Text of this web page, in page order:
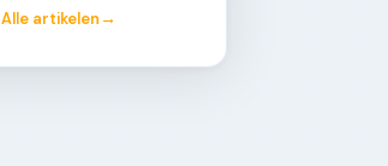
Alle artikelen